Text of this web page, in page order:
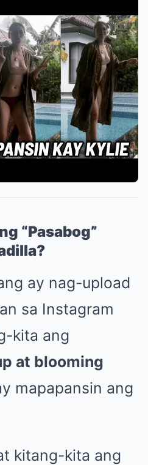
“Pasabog”
ay nag-upload
sa Instagram
kita ang
at blooming
mapapansin ang
kitang-kita ang